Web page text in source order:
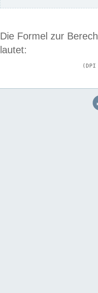
Die Formel zur
lautet: